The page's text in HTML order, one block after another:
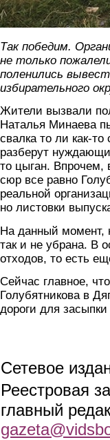
Так победим.
не только
поленились
избирательного
Жители вызвали
Наталья Минаева
свалка то ли как-
разберут
то цыган. Впрочем,
сюр все равно
реальной
но листовки
На данный момент,
так и не убрана. В
отходов, то есть
Сейчас главное,
Голубятникова в
дороги для
Сетевое
Реестровая
главный